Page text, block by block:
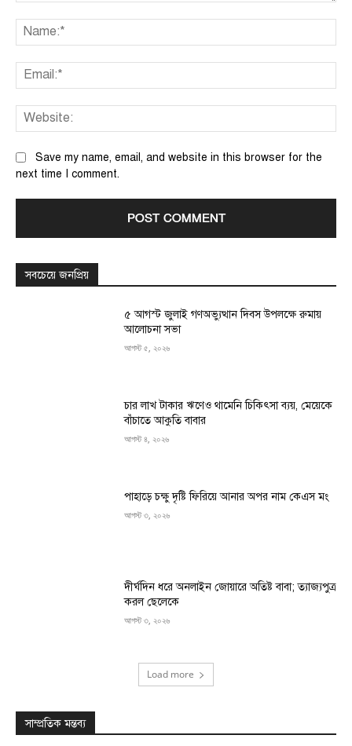
Save my name, email, and website in this browser for the
next time I comment.
সবচেয়ে জনপ্রিয়
৫ আগস্ট জুলাই গণঅভ্যুত্থান দিবস উপলক্ষে রুমায়
আলোচনা সভা
আগস্ট ৫, ২০২৬
চার লাখ টাকার ঋণেও থামেনি চিকিৎসা ব্যয়, মেয়েকে
বাঁচাতে আকুতি বাবার
আগস্ট ৪, ২০২৬
পাহাড়ে চক্ষু দৃষ্টি ফিরিয়ে আনার অপর নাম কেএস মং
আগস্ট ৩, ২০২৬
দীর্ঘদিন ধরে অনলাইন জোয়ারে অতিষ্ট বাবা; ত্যাজ্যপুত্র
করল ছেলেকে
আগস্ট ৩, ২০২৬
Load more
সাম্প্রতিক মন্তব্য